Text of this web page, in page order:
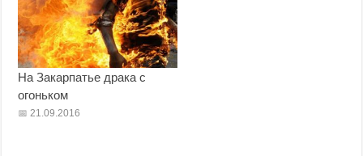
На Закарпатье драка с
огоньком
21.09.2016